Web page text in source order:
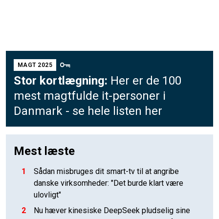
MAGT 2025
Stor kortlægning: Her er de 100
mest magtfulde it-personer i
Danmark - se hele listen her
Mest læste
1
Sådan misbruges dit smart-tv til at angribe
danske virksomheder: "Det burde klart være
ulovligt"
2
Nu hæver kinesiske DeepSeek pludselig sine